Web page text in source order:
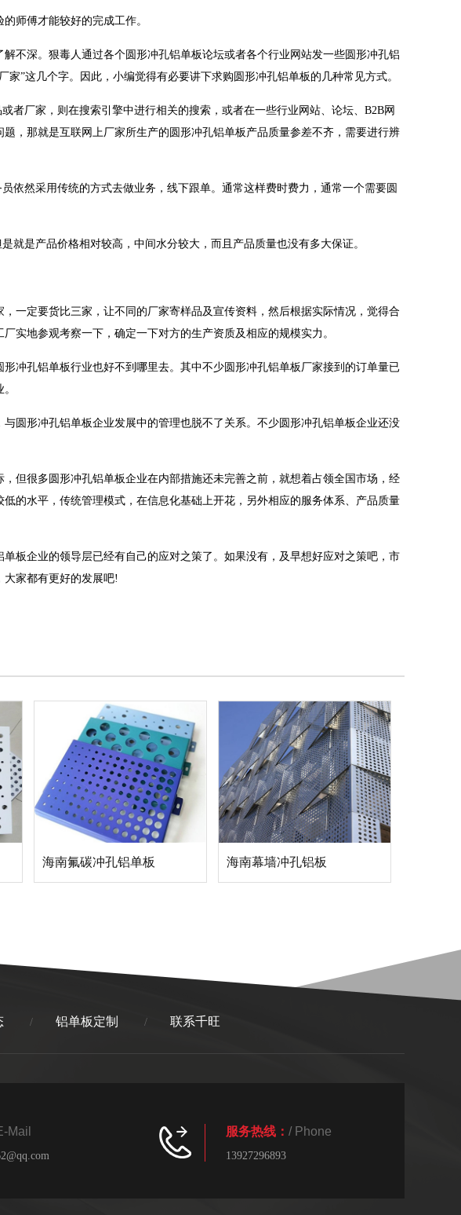
师傅才能较好的完成工作。
深。狠毒人通过各个圆形冲孔铝单板论坛或者各个行业网站发一些圆形冲孔铝
”这几个字。因此，小编觉得有必要讲下求购圆形冲孔铝单板的几种常见方式。
厂家，则在搜索引擎中进行相关的搜索，或者在一些行业网站、论坛、B2B网
，那就是互联网上厂家所生产的圆形冲孔铝单板产品质量参差不齐，需要进行辨
依然采用传统的方式去做业务，线下跟单。通常这样费时费力，通常一个需要圆
是产品价格相对较高，中间水分较大，而且产品质量也没有多大保证。
定要货比三家，让不同的厂家寄样品及宣传资料，然后根据实际情况，觉得合
实地参观考察一下，确定一下对方的生产资质及相应的规模实力。
孔铝单板行业也好不到哪里去。其中不少圆形冲孔铝单板厂家接到的订单量已
形冲孔铝单板企业发展中的管理也脱不了关系。不少圆形冲孔铝单板企业还没
很多圆形冲孔铝单板企业在内部措施还未完善之前，就想着占领全国市场，经
的水平，传统管理模式，在信息化基础上开花，另外相应的服务体系、产品质量
企业的领导层已经有自己的应对之策了。如果没有，及早想好应对之策吧，市
大家都有更好的发展吧!
海南氟碳冲孔铝单板 海南幕墙冲孔铝板
/ 铝单板定制 / 联系千旺
Mail 服务热线： / Phone
13927296893